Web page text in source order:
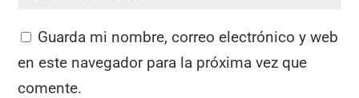
Guarda mi nombre, correo electrónico y web
en este navegador para la próxima vez que
comente.